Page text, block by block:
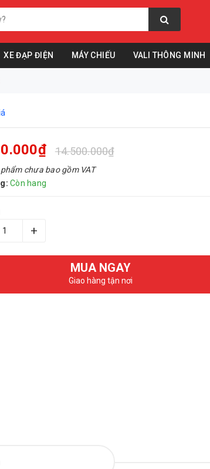
XE ĐẠP ĐIỆN MÁY CHIẾU VALI THÔNG MINH
14.500.000₫
chưa bao gồm VAT
Còn hang
+
MUA NGAY
Giao hàng tận nơi